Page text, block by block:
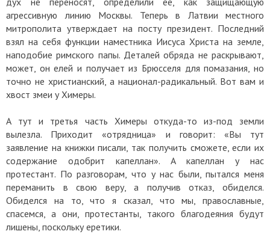
агрессивную линию Москвы. Теперь в Латвии местного
митрополита утверждает на посту президент. Последний
взял на себя функции наместника Иисуса Христа на земле,
наподобие римского папы. Деталей обряда не раскрывают,
может, он елей и получает из Брюсселя для помазания, но
точно не христианский, а национал-радикальный. Вот вам и
хвост змеи у Химеры.
А тут и третья часть Химеры откуда-то из-под земли
вылезла. Приходит «отрядница» и говорит: «Вы тут
заявление на книжки писали, так получить сможете, если их
содержание одобрит капеллан». А капеллан у нас
протестант. По разговорам, что у нас были, пытался меня
переманить в свою веру, а получив отказ, обиделся.
Обиделся на то, что я сказал, что мы, православные,
спасемся, а они, протестанты, такого благодеяния будут
лишены, поскольку еретики.